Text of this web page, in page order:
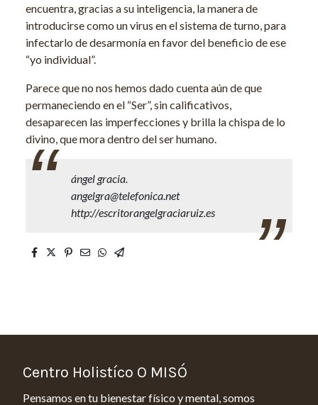
encuentra, gracias a su inteligencia, la manera de
introducirse como un virus en el sistema de turno, para
infectarlo de desarmonía en favor del beneficio de ese
“yo individual”.
Parece que no nos hemos dado cuenta aún de que
permaneciendo en el “Ser”, sin calificativos,
desaparecen las imperfecciones y brilla la chispa de lo
divino, que mora dentro del ser humano.
ángel gracia.
angelgra@telefonica.net
http://escritorangelgraciaruiz.es
Centro Holistíco O MISÓ
Pensamos en tu bienestar físico y mental, somos